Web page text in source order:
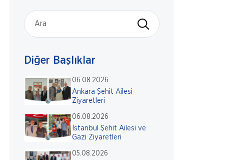
Diğer Başlıklar
06.08.2026
Ankara Şehit Ailesi
Ziyaretleri
06.08.2026
İstanbul Şehit Ailesi ve
Gazi Ziyaretleri
05.08.2026